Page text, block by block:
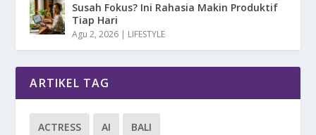
Susah Fokus? Ini Rahasia Makin Produktif
Tiap Hari
Agu 2, 2026 | LIFESTYLE
ARTIKEL TAG
ACTRESS AI BALI